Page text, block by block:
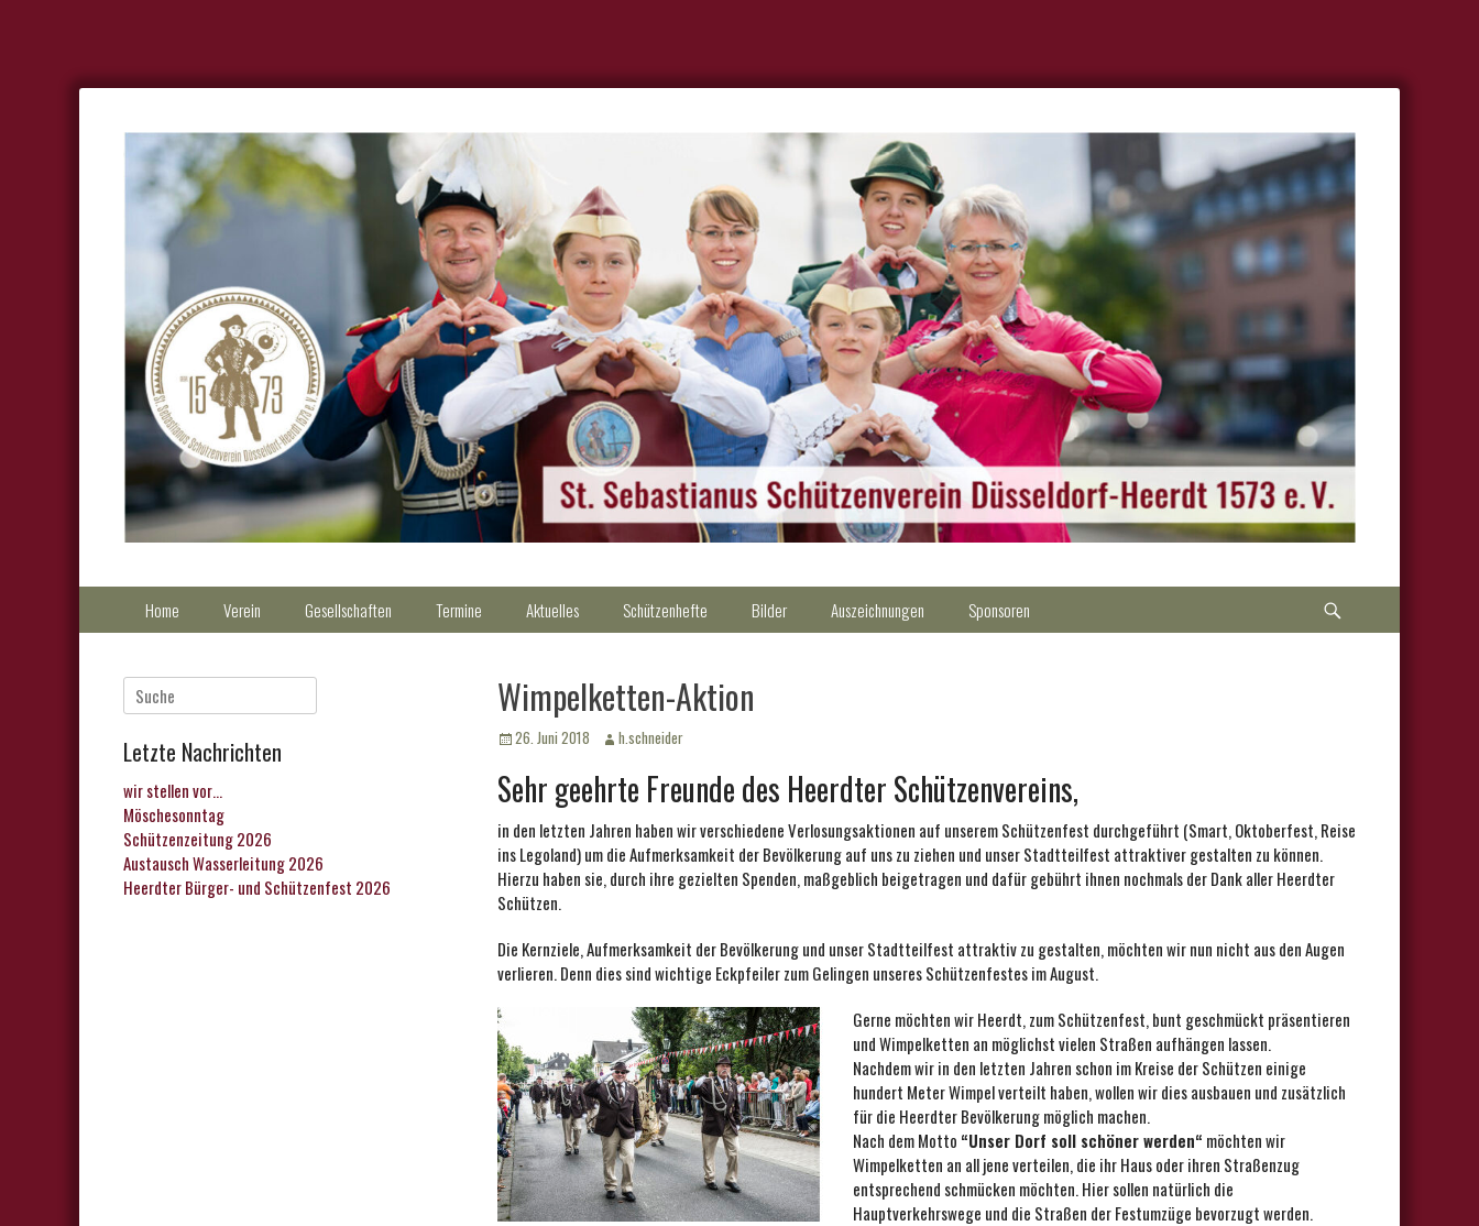
Primärmenu
Home Verein Gesellschaften Termine Aktuelles Schützenhefte Bilder Auszeichnungen Sponsoren
Wimpelketten-Aktion
Veröffentlicht
26. Juni 2018 Autorh.schneider
Sehr geehrte Freunde des Heerdter Schützenvereins,
in den letzten Jahren haben wir verschiedene Verlosungsaktionen auf unserem Schützenfest durchgeführt (Smart, Oktoberfest, Reise
ins Legoland) um die Aufmerksamkeit der Bevölkerung auf uns zu ziehen und unser Stadtteilfest attraktiver gestalten zu können.
Hierzu haben sie, durch ihre gezielten Spenden, maßgeblich beigetragen und dafür gebührt ihnen nochmals der Dank aller Heerdter
Schützen.
Die Kernziele, Aufmerksamkeit der Bevölkerung und unser Stadtteilfest attraktiv zu gestalten, möchten wir nun nicht aus den Augen
verlieren. Denn dies sind wichtige Eckpfeiler zum Gelingen unseres Schützenfestes im August.
Gerne möchten wir Heerdt, zum Schützenfest, bunt geschmückt präsentieren
und Wimpelketten an möglichst vielen Straßen aufhängen lassen.
Nachdem wir in den letzten Jahren schon im Kreise der Schützen einige
hundert Meter Wimpel verteilt haben, wollen wir dies ausbauen und zusätzlich
für die Heerdter Bevölkerung möglich machen.
Nach dem Motto “Unser Dorf soll schöner werden“ möchten wir
Wimpelketten an all jene verteilen, die ihr Haus oder ihren Straßenzug
entsprechend schmücken möchten. Hier sollen natürlich die
Hauptverkehrswege und die Straßen der Festumzüge bevorzugt werden.
Suche
nach:
Letzte Nachrichten
wir stellen vor…
Möschesonntag
Schützenzeitung 2026
Austausch Wasserleitung 2026
Heerdter Bürger- und Schützenfest 2026